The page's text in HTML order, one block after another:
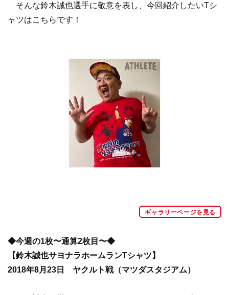
そんな鈴木誠也選手に敬意を表し、今回紹介したいTシ
ャツはこちらです！
ギャラリーページを見る
◆今週の1枚〜通算2枚目〜◆
【鈴木誠也サヨナラホームランTシャツ】
2018年8月23日 ヤクルト戦（マツダスタジアム）